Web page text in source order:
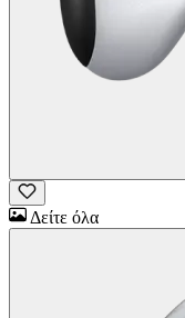
Δείτε όλα